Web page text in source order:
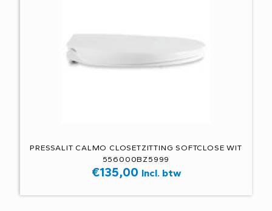
PRESSALIT CALMO CLOSETZITTING SOFTCLOSE WIT
556000BZ5999
€135,00 Incl. btw